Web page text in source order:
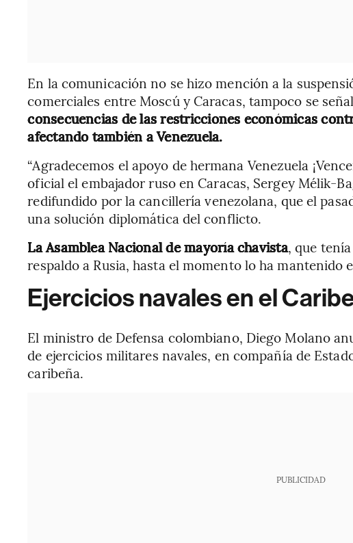
En la comunicación no se hizo mención a la
comerciales entre Moscú y Caracas, tampoco se
consecuencias de las restricciones económicas
afectando también a Venezuela.
“Agradecemos el apoyo de hermana Venezuela
oficial el embajador ruso en Caracas, Sergey Mélik-
redifundido por la cancillería venezolana, que el
una solución diplomática del conflicto.
La Asamblea Nacional de mayoría chavista, que
respaldo a Rusia, hasta el momento lo ha mantenido
Ejercicios navales en el
El ministro de Defensa colombiano, Diego Molano
de ejercicios militares navales, en compañía de
caribeña.
PUBLICIDAD